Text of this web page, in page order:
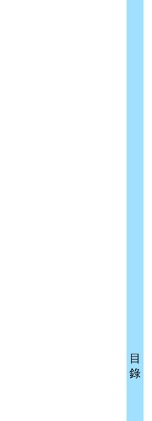
目
錄